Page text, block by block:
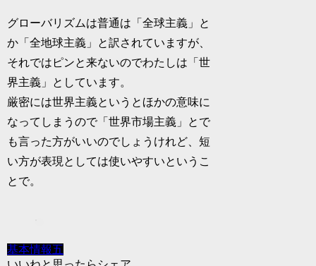
グローバリズムは普通は「全球主義」と
か「全地球主義」と訳されていますが、
それではピンと来ないのでわたしは「世
界主義」としています。
厳密には世界主義というとほかの意味に
なってしまうので「世界市場主義」とで
も言った方がいいのでしょうけれど、短
い方が表現としては使いやすいというこ
とで。
基本情報五